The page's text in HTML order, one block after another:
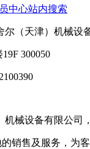
中心站内搜索
尔（天津）机械设
300050
机械设备有限公司
销售及服务，为